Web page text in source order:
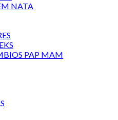
NATA
PAP MAM